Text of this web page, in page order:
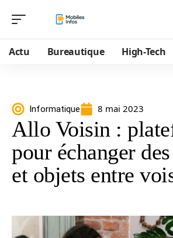
Actu Bureautique High-Tech
Informatique 8 mai 2023
Allo Voisin :
pour échanger
et objets entre